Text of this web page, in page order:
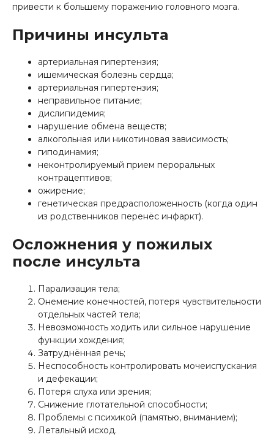
привести к большему поражению головного мозга.
Причины инсульта
артериальная гипертензия;
ишемическая болезнь сердца;
артериальная гипертензия;
неправильное питание;
дислипидемия;
нарушение обмена веществ;
алкогольная или никотиновая зависимость;
гиподинамия;
неконтролируемый прием пероральных
контрацептивов;
ожирение;
генетическая предрасположенность (когда один
из родственников перенёс инфаркт).
Осложнения у пожилых
после инсульта
Парализация тела;
Онемение конечностей, потеря чувствительности
отдельных частей тела;
Невозможность ходить или сильное нарушение
функции хождения;
Затруднённая речь;
Неспособность контролировать мочеиспускания
и дефекации;
Потеря слуха или зрения;
Снижение глотательной способности;
Проблемы с психикой (памятью, вниманием);
Летальный исход.